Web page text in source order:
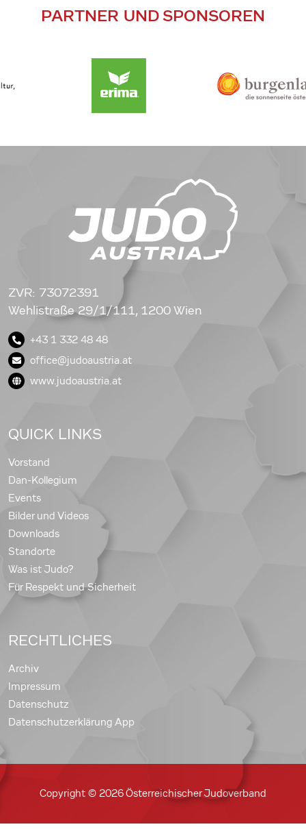
PARTNER UND SPONSOREN
ZVR: 73072391
Wehlistraße 29/1/111, 1200 Wien
+43 1 332 48 48
office@judoaustria.at
www.judoaustria.at
QUICK LINKS
Vorstand
Dan-Kollegium
Events
Bilder und Videos
Downloads
Standorte
Was ist Judo?
Für Respekt und Sicherheit
RECHTLICHES
Archiv
Impressum
Datenschutz
Datenschutzerklärung App
Copyright © 2026 Österreichischer Judoverband